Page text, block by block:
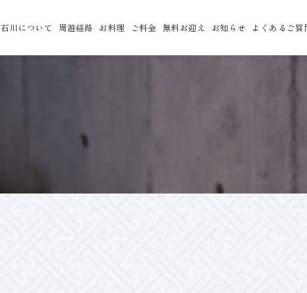
石川について 周遊経路 お料理 ご料金 無料お迎え お知らせ よくあるご質